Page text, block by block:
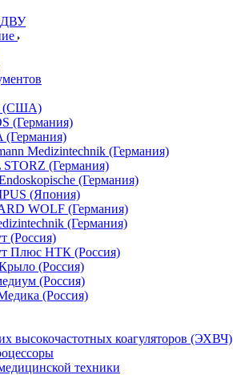
ДВУ
(США)
(Германия)
(Германия)
Medizintechnik (Германия)
(Германия)
(Германия)
(Япония)
WOLF (Германия)
(Германия)
(Россия)
Плюс НТК (Россия)
(Россия)
(Россия)
(Россия)
высокочастотных коагуляторов (ЭХВЧ)
техники